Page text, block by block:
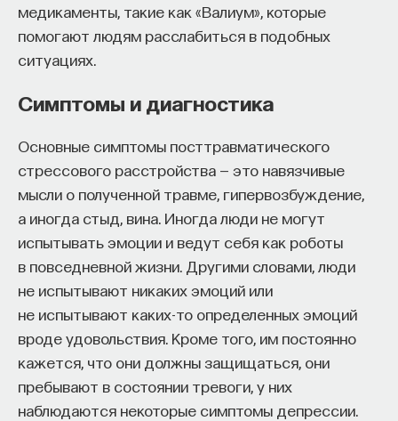
медикаменты, такие как «Валиум», которые
помогают людям расслабиться в подобных
ситуациях.
Симптомы и диагностика
Основные симптомы посттравматического
стрессового расстройства — это навязчивые
мысли о полученной травме, гипервозбуждение,
а иногда стыд, вина. Иногда люди не могут
испытывать эмоции и ведут себя как роботы
в повседневной жизни. Другими словами, люди
не испытывают никаких эмоций или
не испытывают каких-то определенных эмоций
вроде удовольствия. Кроме того, им постоянно
кажется, что они должны защищаться, они
пребывают в состоянии тревоги, у них
наблюдаются некоторые симптомы депрессии.